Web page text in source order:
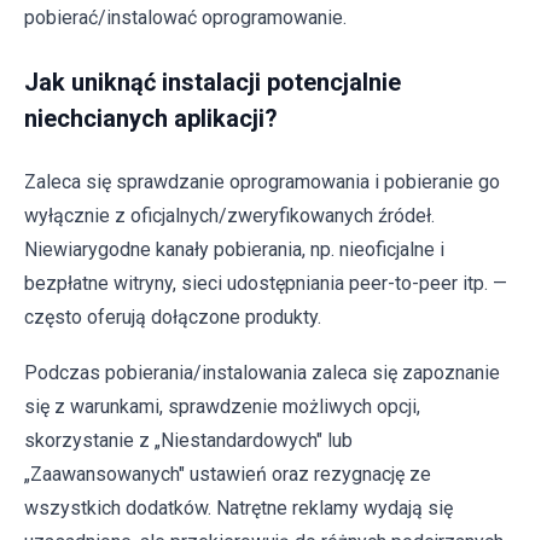
pobierać/instalować oprogramowanie.
Jak uniknąć instalacji potencjalnie
niechcianych aplikacji?
Zaleca się sprawdzanie oprogramowania i pobieranie go
wyłącznie z oficjalnych/zweryfikowanych źródeł.
Niewiarygodne kanały pobierania, np. nieoficjalne i
bezpłatne witryny, sieci udostępniania peer-to-peer itp. —
często oferują dołączone produkty.
Podczas pobierania/instalowania zaleca się zapoznanie
się z warunkami, sprawdzenie możliwych opcji,
skorzystanie z „Niestandardowych" lub
„Zaawansowanych" ustawień oraz rezygnację ze
wszystkich dodatków. Natrętne reklamy wydają się